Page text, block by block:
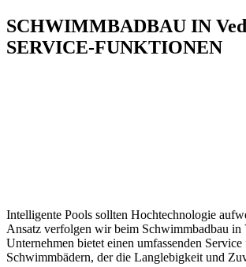
SCHWIMMBADBAU IN
SERVICE-FUNKTIONEN
Intelligente Pools sollten Hochtechnologie
Ansatz verfolgen wir beim Schwimmbadbau in
Unternehmen bietet einen umfassenden
Schwimmbädern, der die Langlebigkeit und